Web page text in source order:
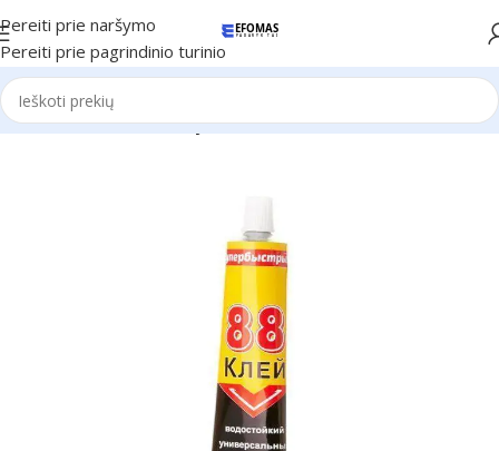
Pereiti prie naršymo
Pereiti prie pagrindinio turinio
Pradžia Universalus klijai